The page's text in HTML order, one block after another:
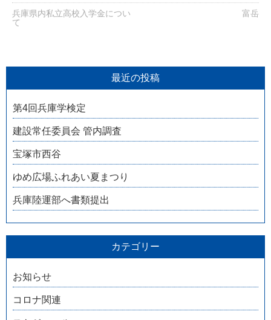
兵庫県内私立高校入学金につい
て
富岳
最近の投稿
第4回兵庫学検定
建設常任委員会 管内調査
宝塚市西谷
ゆめ広場ふれあい夏まつり
兵庫陸運部へ書類提出
カテゴリー
お知らせ
コロナ関連